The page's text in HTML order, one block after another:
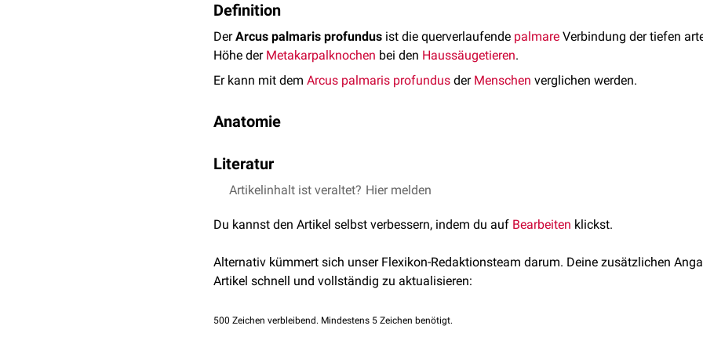
Definition
DerArcus palmaris profundus ist die querverlaufende palmare Verbindung der tiefen
Höhe der Metakarpalknochen bei den Haussäugetieren.
Er kann mit dem Arcus palmaris profundus der Menschen verglichen werden.
Anatomie
Zuflüsse
Der Arcus palmaris profundus wird tierartlich verschieden gespeist. Die zufließenden
Ramus profundus des Ramus palmaris
Wiederkäuer: Ramus palmaris profundus
Abgänge
benachbarten Metakarpalknochen nachdistalverlaufen. Die Anzahl der einzelnen
der Strahlen ab, sodass maximal vier Gefäße vorhanden sein können. Ihre
Literatur
Nickel, Richard, August Schummer, and Eugen Seiferle. Band III: Kreislaufsystem.
Artikelinhalt ist veraltet? Hier melden
Du kannst den Artikel selbst verbessern, indem du auf Bearbeiten klickst.
Alternativ kümmert sich unser Flexikon-Redaktionsteam darum. Deine zusätzlichen
Artikel schnell und vollständig zu aktualisieren:
500 Zeichen verbleibend. Mindestens 5 Zeichen benötigt.